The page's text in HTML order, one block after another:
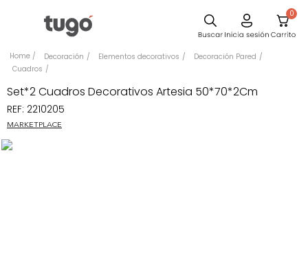
0
Decoración Elementos decorativos
Decoración Pared
Cuadros
Set*2 Cuadros Decorativos Artesia 50*70*2Cm
REF: 2210205
MARKETPLACE
Comedor
Escritorio
Silla